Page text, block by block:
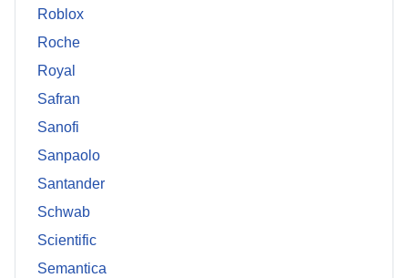
Roblox
Roche
Royal
Safran
Sanofi
Sanpaolo
Santander
Schwab
Scientific
Semantica